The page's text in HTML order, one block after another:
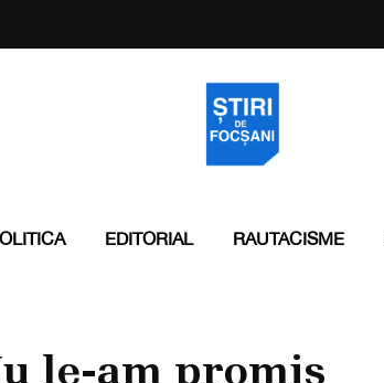
EDITORIAL RAUTACISME
le-am promis